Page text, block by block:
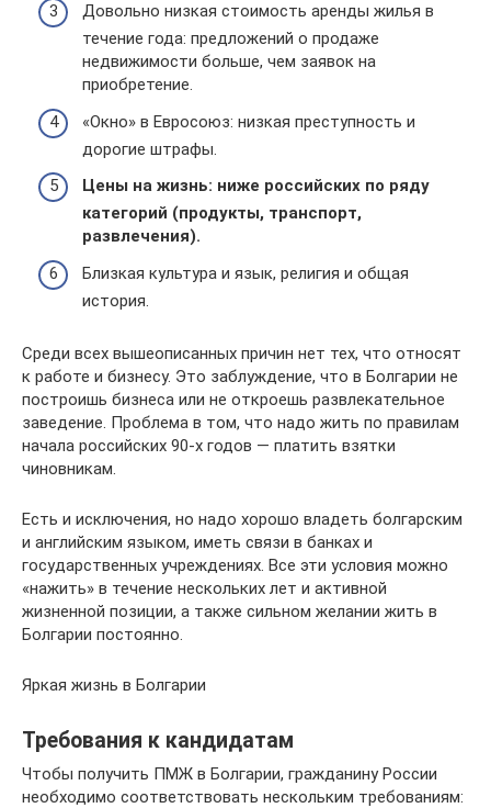
Довольно низкая стоимость аренды жилья в
течение года: предложений о продаже
недвижимости больше, чем заявок на
приобретение.
«Окно» в Евросоюз: низкая преступность и
дорогие штрафы.
Цены на жизнь: ниже российских по ряду
категорий (продукты, транспорт,
развлечения).
Близкая культура и язык, религия и общая
история.
Среди всех вышеописанных причин нет тех, что относят
к работе и бизнесу. Это заблуждение, что в Болгарии не
построишь бизнеса или не откроешь развлекательное
заведение. Проблема в том, что надо жить по правилам
начала российских 90-х годов — платить взятки
чиновникам.
Есть и исключения, но надо хорошо владеть болгарским
и английским языком, иметь связи в банках и
государственных учреждениях. Все эти условия можно
«нажить» в течение нескольких лет и активной
жизненной позиции, а также сильном желании жить в
Болгарии постоянно.
Яркая жизнь в Болгарии
Требования к кандидатам
Чтобы получить ПМЖ в Болгарии, гражданину России
необходимо соответствовать нескольким требованиям: